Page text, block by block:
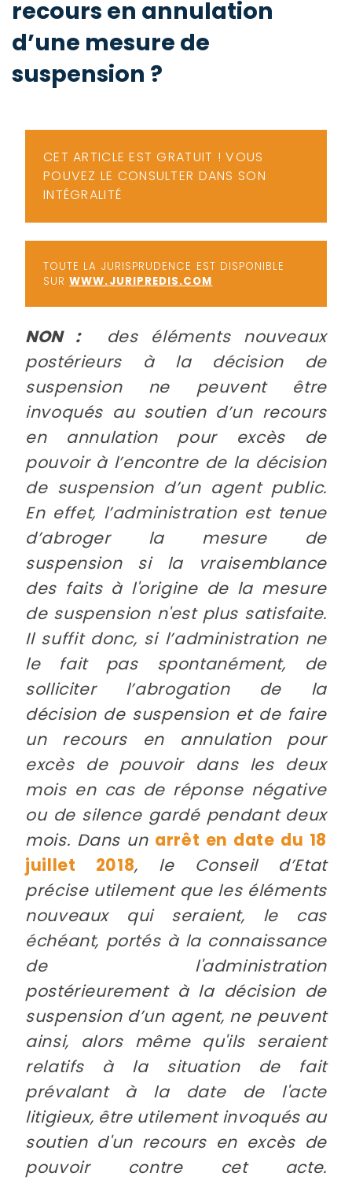
recours en annulation
d’une mesure de
suspension ?
CET ARTICLE EST GRATUIT ! VOUS
POUVEZ LE CONSULTER DANS SON
INTÉGRALITÉ
TOUTE LA JURISPRUDENCE EST DISPONIBLE
SURWWW.JURIPREDIS.COM
NON :des éléments nouveaux
postérieurs à la décision de
suspension ne peuvent être
invoqués au soutien d’un recours
en annulation pour excès de
pouvoir à l’encontre de la décision
de suspension d’un agent public.
En effet, l’administration est tenue
d’abroger la mesure de
suspension si la vraisemblance
des faits à l'origine de la mesure
de suspension n'est plus satisfaite.
Il suffit donc, si l’administration ne
le fait pas spontanément, de
solliciter l’abrogation de la
décision de suspension et de faire
un recours en annulation pour
excès de pouvoir dans les deux
mois en cas de réponse négative
ou de silence gardé pendant deux
mois. Dans un arrêt en date du 18
juillet 2018, le Conseil d’Etat
précise utilement que les éléments
nouveaux qui seraient, le cas
échéant, portés à la connaissance
de l'administration
postérieurement à la décision de
suspension d’un agent, ne peuvent
ainsi, alors même qu'ils seraient
relatifs à la situation de fait
prévalant à la date de l'acte
litigieux, être utilement invoqués au
soutien d'un recours en excès de
pouvoir contre cet acte.